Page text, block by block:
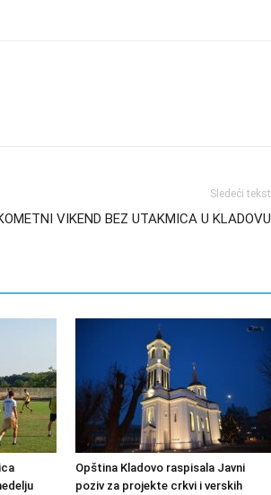
Sledeći tekst
VIKEND BEZ UTAKMICA U KLADOVU
Opština Kladovo raspisala Javni
poziv za projekte crkvi i verskih